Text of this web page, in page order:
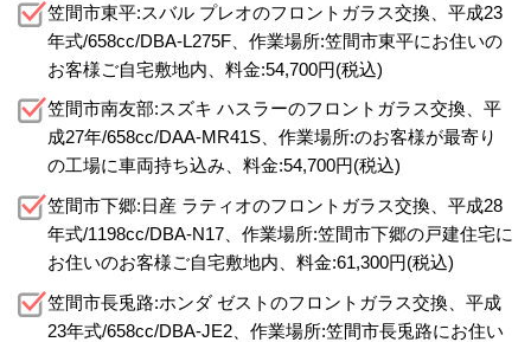
笠間市東平:スバル プレオのフロントガラス交換、平成23
年式/658cc/DBA-L275F、作業場所:笠間市東平にお住いの
お客様ご自宅敷地内、料金:54,700円(税込)
笠間市南友部:スズキ ハスラーのフロントガラス交換、平
成27年/658cc/DAA-MR41S、作業場所:のお客様が最寄り
の工場に車両持ち込み、料金:54,700円(税込)
笠間市下郷:日産 ラティオのフロントガラス交換、平成28
年式/1198cc/DBA-N17、作業場所:笠間市下郷の戸建住宅に
お住いのお客様ご自宅敷地内、料金:61,300円(税込)
笠間市長兎路:ホンダ ゼストのフロントガラス交換、平成
23年式/658cc/DBA-JE2、作業場所:笠間市長兎路にお住い